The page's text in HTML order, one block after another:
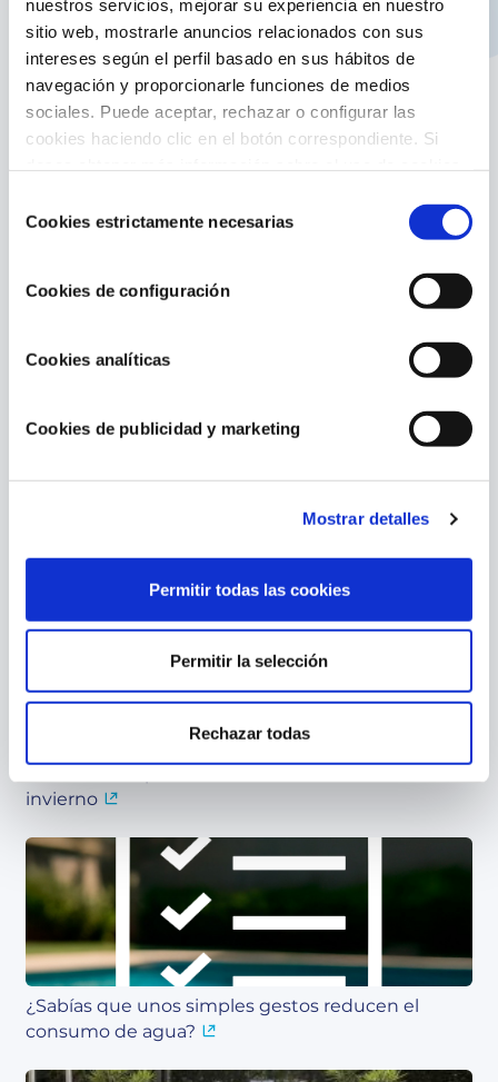
nuestros servicios, mejorar su experiencia en nuestro
sitio web, mostrarle anuncios relacionados con sus
intereses según el perfil basado en sus hábitos de
navegación y proporcionarle funciones de medios
sociales. Puede aceptar, rechazar o configurar las
cookies haciendo clic en el botón correspondiente. Si
footer de este sitio web.
deCookies estrictamente necesarias
Cookies de configuración
Cookies analíticas
Cookies de publicidad y marketing
Mostrar detalles
Permitir todas las cookies
Permitir la selección
Rechazar todas
Características producto:
Wiki Vac es un limpiafondos automático para
piscinas auto-portantes y elevadas
Funciona con equipos de filtración de baja
potencia a partir de 3 m³/h ( 0,1CV )
Dispone de un prefiltro exclusivo que permite
Diseñado para la aspiración de la suciedad del
Incluye 55 m de manguera de Ø38 mm
Referencia: 90399
Contenido relacionado
invierno
¿Sabías que unos simples gestos reducen el
consumo de agua?